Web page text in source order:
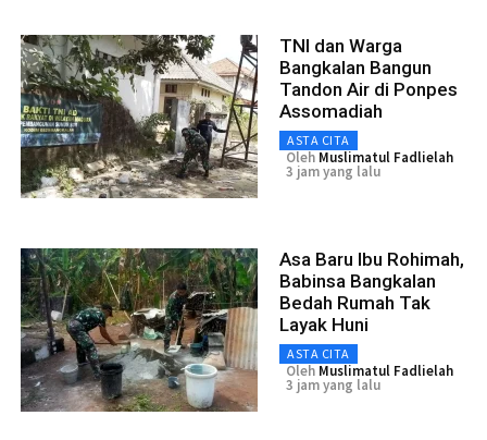
TNI dan Warga
Bangkalan Bangun
Tandon Air di Ponpes
Assomadiah
ASTA CITA
Oleh Muslimatul Fadlielah
3 jam yang lalu
Asa Baru Ibu Rohimah,
Babinsa Bangkalan
Bedah Rumah Tak
Layak Huni
ASTA CITA
Oleh Muslimatul Fadlielah
3 jam yang lalu